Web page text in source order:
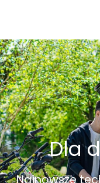
Dla
Najnowsze